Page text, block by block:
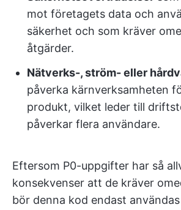
mot företagets data och
säkerhet och som kräver
åtgärder.
Nätverks-, ström- eller
påverka kärnverksamheten
produkt, vilket leder till
påverkar flera användare.
Eftersom P0-uppgifter har så
konsekvenser att de kräver
bör denna kod endast